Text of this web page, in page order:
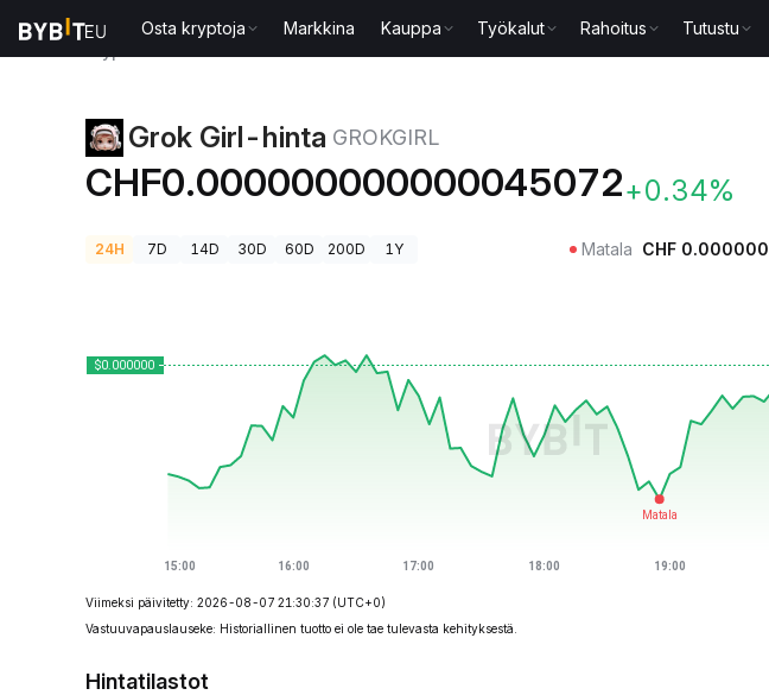
Osta kryptoja Markkina Kauppa Työkalut Rahoitus Tutustu
Grok Girl-hinta GROKGIRL
CHF0.000000000000045072+0.34%
24H 7D 14D 30D 60D 200D 1Y Matala CHF 0.000000
Viimeksi päivitetty: 2026-08-07 21:30:37 (UTC+0)
Vastuuvapauslauseke: Historiallinen tuotto ei ole tae tulevasta kehityksestä.
Hintatilastot